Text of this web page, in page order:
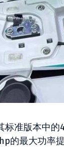
标准版本中
的最大功率